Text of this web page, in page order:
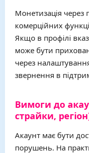
Монетизація через
комерційних
Якщо в профілі
може бути
через
звернення в
Вимоги до
страйки,
Акаунт має бути
порушень. На